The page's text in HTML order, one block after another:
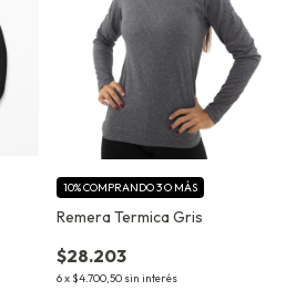
Remera Termica Gris
$28.203
6x $4.700,50 sin interés
10%COMPRANDO 3 O MÁS